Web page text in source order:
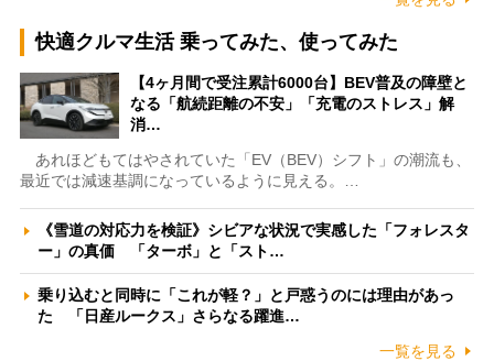
快適クルマ生活 乗ってみた、使ってみた
【4ヶ月間で受注累計6000台】BEV普及の障壁と
なる「航続距離の不安」「充電のストレス」解
消…
あれほどもてはやされていた「EV（BEV）シフト」の潮流も、
最近では減速基調になっているように見える。…
《雪道の対応力を検証》シビアな状況で実感した「フォレスタ
ー」の真価 「ターボ」と「スト…
乗り込むと同時に「これが軽？」と戸惑うのには理由があっ
た 「日産ルークス」さらなる躍進…
一覧を見る